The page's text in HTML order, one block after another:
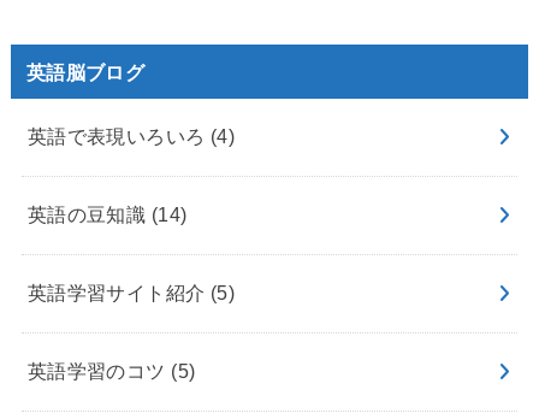
英語脳ブログ
英語で表現いろいろ (4)
英語の豆知識 (14)
英語学習サイト紹介 (5)
英語学習のコツ (5)